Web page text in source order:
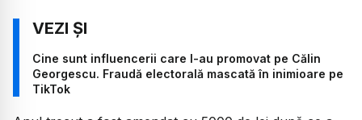
Cine sunt influencerii care l-au promovat pe Călin
Georgescu. Fraudă electorală mascată în inimioare pe
TikTok